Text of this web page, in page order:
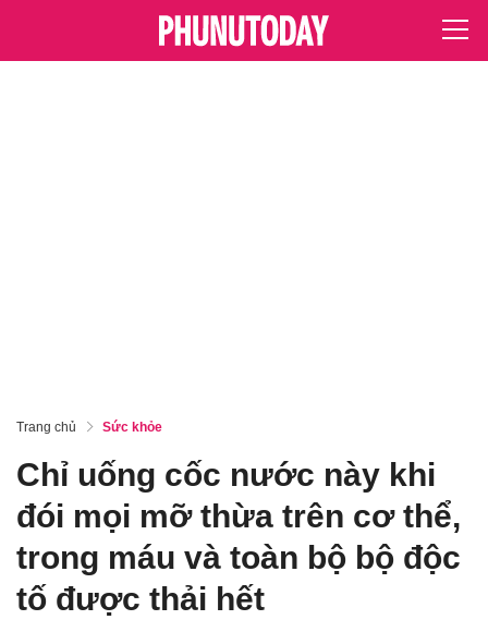
Trang chủ Sức khỏe
Chỉ uống cốc nước này khi
đói mọi mỡ thừa trên cơ thể,
trong máu và toàn bộ bộ độc
tố được thải hết